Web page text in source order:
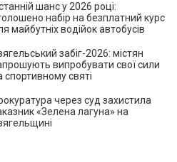
шанс у 2026 році:
набір на безплатний курс
майбутніх водійок автобусів
забіг-2026: містян
випробувати свої сили
спортивному святі
через суд захистила
«Зелена лагуна» на